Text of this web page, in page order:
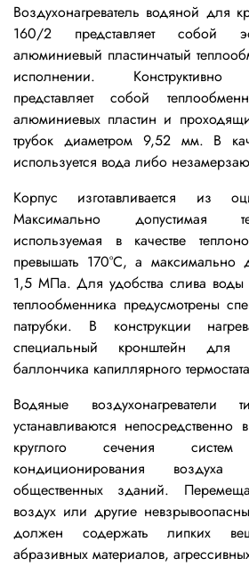
Воздухонагреватель водяной для
160/2 представляет собой
алюминиевый пластинчатый
исполнении. Конструктивно
представляет собой
алюминиевых пластин и
трубок диаметром 9,52 мм. В
используется вода либо
Корпус изготавливается из
Максимально допустимая
используемая в качестве
превышать 170°С, а максимально
1,5 МПа.Для удобства слива
теплообменника предусмотрены
патрубки. В конструкции
специальный кронштейн для
баллончика капиллярного
Водяные воздухонагреватели
устанавливаются непосредственно
круглого сечения
кондиционирования
общественных зданий.
воздух или другие
должен содержать липких
абразивных материалов,